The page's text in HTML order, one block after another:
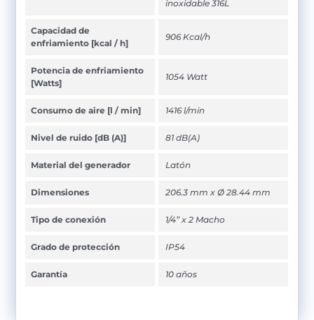
inoxidable 316L
Capacidad de
enfriamiento [kcal / h]
906 Kcal/h
Potencia de enfriamiento
[Watts]
1054 Watt
Consumo de aire [l / min] 1416 l/min
Nivel de ruido [dB (A)] 81 dB(A)
Material del generador Latón
Dimensiones 206.3 mm x Ø 28.44 mm
Tipo de conexión 1/4” x 2 Macho
Grado de protección IP54
Garantía 10 años